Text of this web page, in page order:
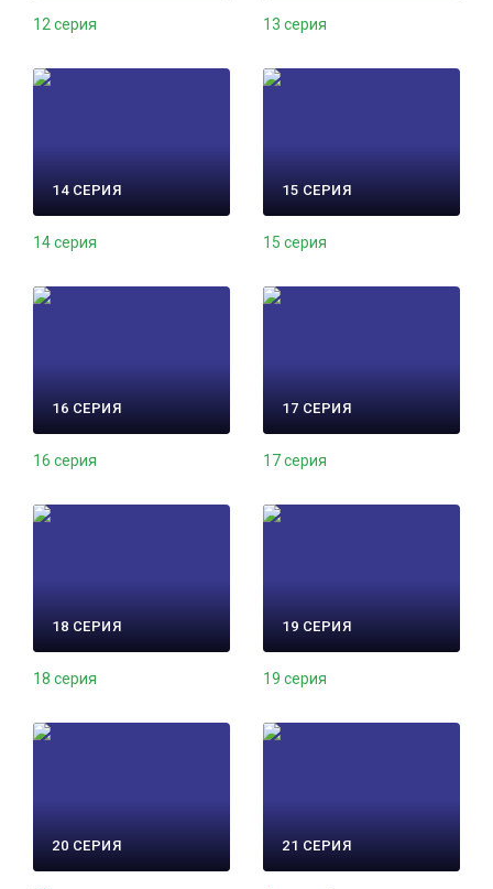
12 серия 13 серия
14 СЕРИЯ
14 серия
15 СЕРИЯ
15 серия
16 СЕРИЯ
16 серия
17 СЕРИЯ
17 серия
18 СЕРИЯ
18 серия
19 СЕРИЯ
19 серия
20 СЕРИЯ 21 СЕРИЯ